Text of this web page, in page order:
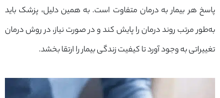
پاسخ هر بیمار به درمان متفاوت است. به همین دلیل، پزشک باید
به‌طور مرتب روند درمان را پایش کند و در صورت نیاز، در روش درمان
تغییراتی به وجود آورد تا کیفیت زندگی بیمار را ارتقا بخشد.